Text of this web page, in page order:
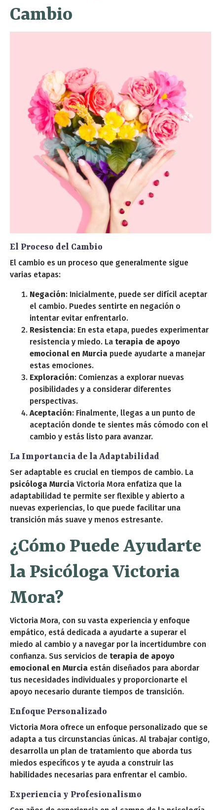
Cambio
El Proceso del Cambio
El cambio es un proceso que generalmente sigue
varias etapas:
Negación: Inicialmente, puede ser difícil aceptar
el cambio. Puedes sentirte en negación o
intentar evitar enfrentarlo.
Resistencia: En esta etapa, puedes experimentar
resistencia y miedo. La terapia de apoyo
emocional en Murcia puede ayudarte a manejar
estas emociones.
Exploración: Comienzas a explorar nuevas
posibilidades y a considerar diferentes
perspectivas.
Aceptación: Finalmente, llegas a un punto de
aceptación donde te sientes más cómodo con el
cambio y estás listo para avanzar.
La Importancia de la Adaptabilidad
Ser adaptable es crucial en tiempos de cambio. La
psicóloga Murcia Victoria Mora enfatiza que la
adaptabilidad te permite ser flexible y abierto a
nuevas experiencias, lo que puede facilitar una
transición más suave y menos estresante.
¿Cómo Puede Ayudarte
la Psicóloga Victoria
Mora?
Victoria Mora, con su vasta experiencia y enfoque
empático, está dedicada a ayudarte a superar el
miedo al cambio y a navegar por la incertidumbre con
confianza. Sus servicios de terapia de apoyo
emocional en Murcia están diseñados para abordar
tus necesidades individuales y proporcionarte el
apoyo necesario durante tiempos de transición.
Enfoque Personalizado
Victoria Mora ofrece un enfoque personalizado que se
adapta a tus circunstancias únicas. Al trabajar contigo,
desarrolla un plan de tratamiento que aborda tus
miedos específicos y te ayuda a construir las
habilidades necesarias para enfrentar el cambio.
Experiencia y Profesionalismo